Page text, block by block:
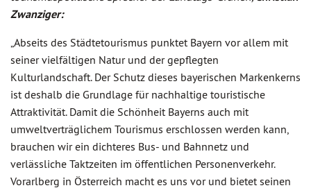
Zwanziger:
„Abseits des Städtetourismus punktet Bayern vor allem mit
seiner vielfältigen Natur und der gepflegten
Kulturlandschaft. Der Schutz dieses bayerischen Markenkerns
ist deshalb die Grundlage für nachhaltige touristische
Attraktivität. Damit die Schönheit Bayerns auch mit
umweltverträglichem Tourismus erschlossen werden kann,
brauchen wir ein dichteres Bus- und Bahnnetz und
verlässliche Taktzeiten im öffentlichen Personenverkehr.
Vorarlberg in Österreich macht es uns vor und bietet seinen